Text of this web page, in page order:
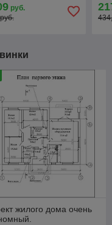
руб.
жилого дома очень